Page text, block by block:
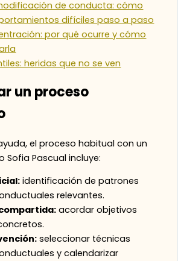
de conducta: cómo
difíciles paso a paso
por qué ocurre y cómo
heridas que no se ven
un proceso
el proceso habitual con un
Sofia Pascual incluye:
identificación de patrones
relevantes.
acordar objetivos
seleccionar técnicas
y calendarizar